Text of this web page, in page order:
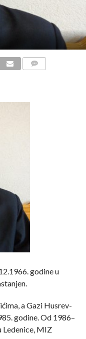
godine u
a Gazi Husrev-
godine. Od 1986–
Ledenice, MIZ